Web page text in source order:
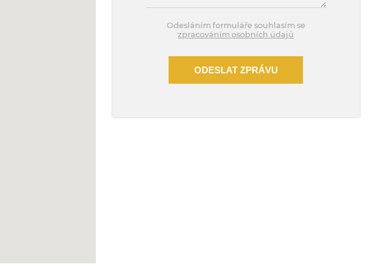
Odesláním formuláře souhlasím se
zpracováním osobních údajů
ODESLAT ZPRÁVU